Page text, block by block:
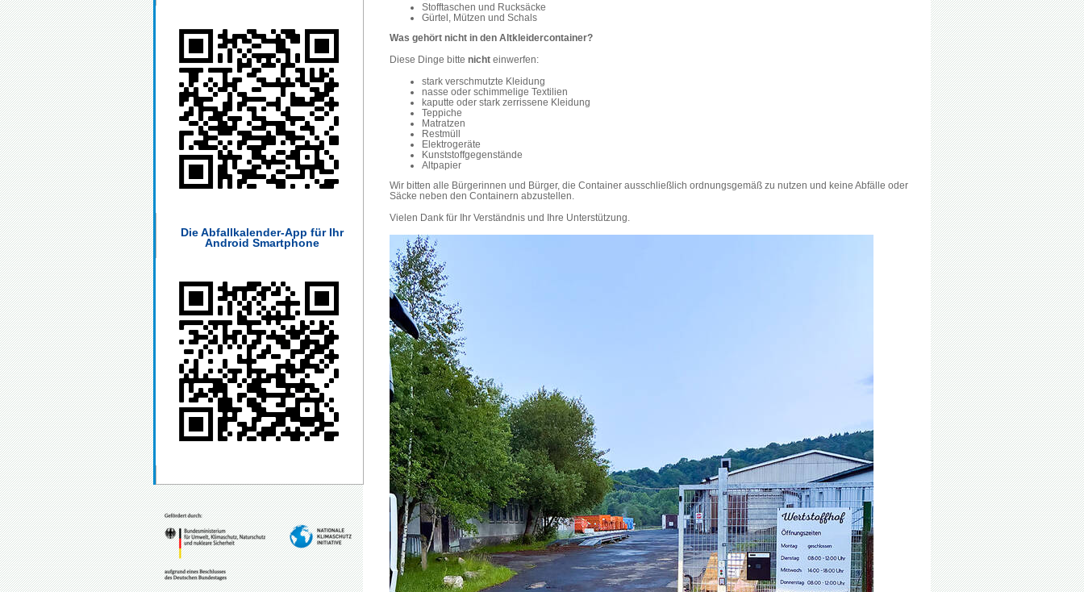
Stofftaschen und Rucksäcke
Gürtel, Mützen und Schals
Was gehört nicht in den Altkleidercontainer?
Diese Dinge bitte nicht einwerfen:
stark verschmutzte Kleidung
nasse oder schimmelige Textilien
kaputte oder stark zerrissene Kleidung
Teppiche
Matratzen
Restmüll
Elektrogeräte
Kunststoffgegenstände
Altpapier
Wir bitten alle Bürgerinnen und Bürger, die Container ausschließlich ordnungsgemäß zu nutzen und keine Abfälle oder
Säcke neben den Containern abzustellen.
Vielen Dank für Ihr Verständnis und Ihre Unterstützung.
Die Abfallkalender-App für Ihr
Android Smartphone